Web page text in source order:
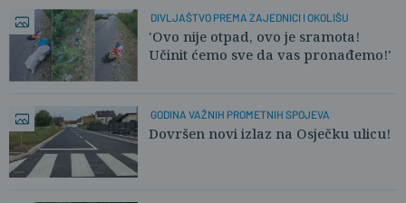
DIVLJAŠTVO PREMA ZAJEDNICI I OKOLIŠU
'Ovo nije otpad, ovo je sramota!
Učinit ćemo sve da vas pronađemo!'
GODINA VAŽNIH PROMETNIH SPOJEVA
Dovršen novi izlaz na Osječku ulicu!